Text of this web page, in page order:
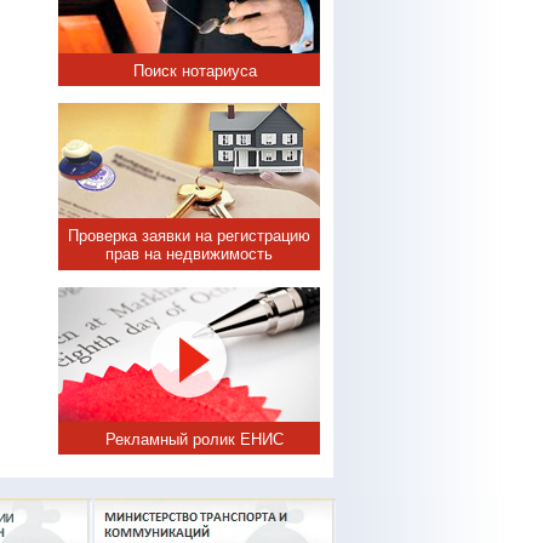
Поиск нотариуса
Проверка заявки на регистрацию
прав на недвижимость
Рекламный ролик ЕНИС